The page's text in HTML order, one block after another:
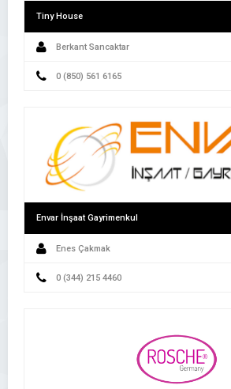
Tiny House
Berkant Sancaktar
0 (850) 561 6165
Envar İnşaat Gayrimenkul
Enes Çakmak
0 (344) 215 4460